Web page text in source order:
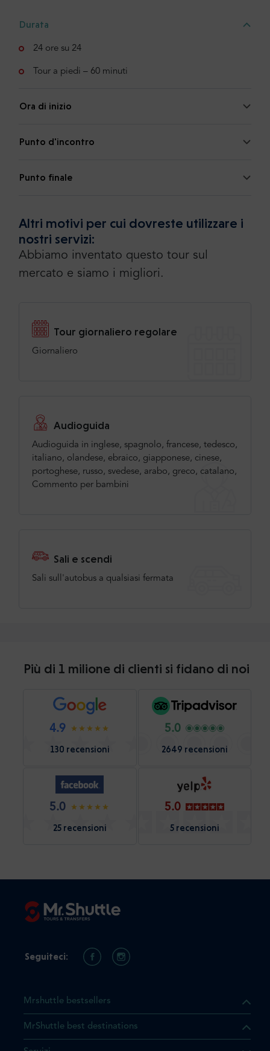
Durata
24 ore su 24
Tour a piedi – 60 minuti
Ora di inizio
Punto d'incontro
Punto finale
Altri motivi per cui dovreste utilizzare i
nostri servizi:
Abbiamo inventato questo tour sul
mercato e siamo i migliori.
Tour giornaliero regolare
Giornaliero
Audioguida
Audioguida in inglese, spagnolo, francese, tedesco,
italiano, olandese, ebraico, giapponese, cinese,
portoghese, russo, svedese, arabo, greco, catalano,
Commento per bambini
Sali e scendi
Sali sull'autobus a qualsiasi fermata
Più di 1 milione di clienti si fidano di noi
4.9
130 recensioni
5.0
2649 recensioni
5.0
25 recensioni
5.0
5 recensioni
il prodotto che state
Mrshuttle bestsellers
MrShuttle best destinations
Seguiteci: